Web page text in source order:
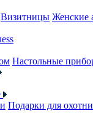
Визитницы Женские
Настольные
Подарки для